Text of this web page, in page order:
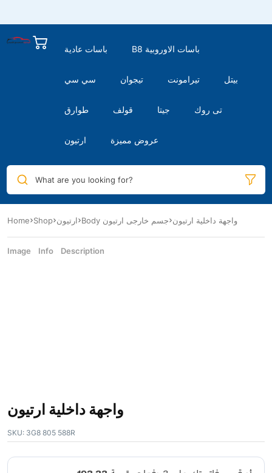
باسات عادية B8 باسات الاوروبية
سي سي تيجوان تيرامونت بيتل
طوارق قولف جيتا تى روك
ارتيون عروض مميزة
What are you looking for?
Home Shop ارتيون Body جسم خارجى ارتيون واجهة داخلية ارتيون
Image Info Description
واجهة داخلية ارتيون
SKU: 3G8 805 588R